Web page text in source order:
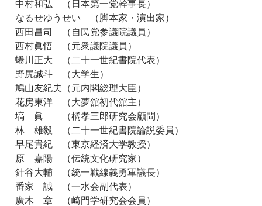
中村和弘 （日本第一党幹事長）
なるせゆうせい （脚本家・演出家）
西田昌司 （自民党参議院議員）
西村眞悟 （元衆議院議員）
蜷川正大 （二十一世紀書院代表）
野尻誠斗 （大学生）
鳩山友紀夫（元内閣総理大臣）
花房東洋 （大夢舘初代舘主）
塙 眞 （橘孝三郎研究会顧問）
林 雄毅 （二十一世紀書院論説委員）
早尾貴紀 （東京経済大学教授）
原 嘉陽 （伝統文化研究家）
針谷大輔 （統一戦線義勇軍議長）
番家 誠 （一水会副代表）
廣木 章 （崎門学研究会会員）